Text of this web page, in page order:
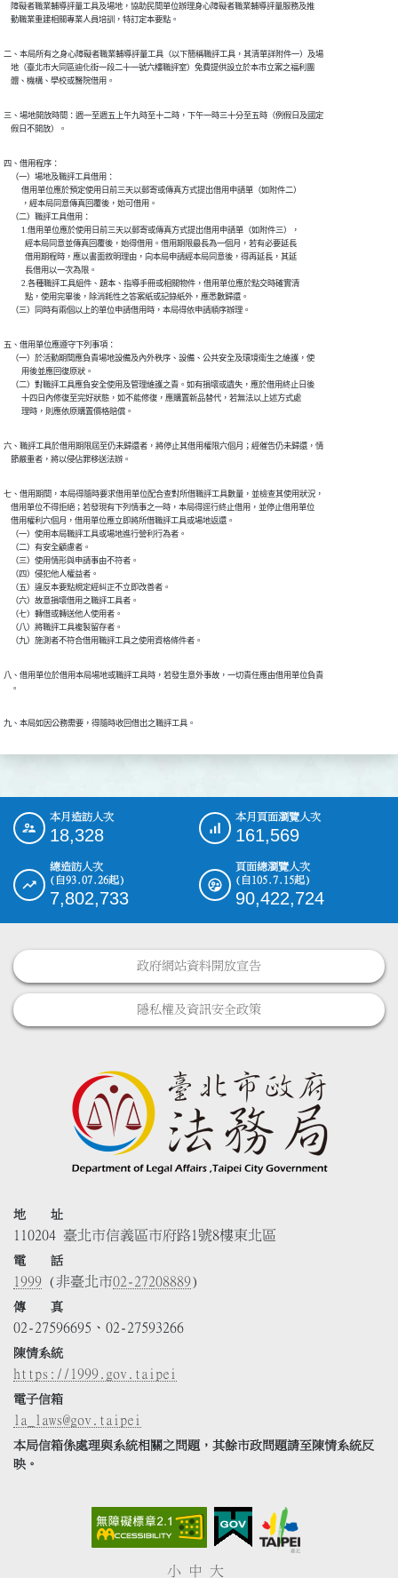
    障礙者職業輔導評量工具及場地，協助民間單位辦理身心障礙者職業輔導評量服務及推
    動職業重建相關專業人員培訓，特訂定本要點。
二、本局所有之身心障礙者職業輔導評量工具（以下簡稱職評工具，其清單詳附件一）及場
    地（臺北市大同區迪化街一段二十一號六樓職評室）免費提供設立於本市立案之福利團
    體、機構、學校或醫院借用。
三、場地開放時間：週一至週五上午九時至十二時，下午一時三十分至五時（例假日及國定
    假日不開放）。
四、借用程序：
    （一）場地及職評工具借用：
          借用單位應於預定使用日前三天以郵寄或傳真方式提出借用申請單（如附件二）
          ，經本局同意傳真回覆後，始可借用。
    （二）職評工具借用：
          1.借用單位應於使用日前三天以郵寄或傳真方式提出借用申請單（如附件三），
            經本局同意並傳真回覆後，始得借用。借用期限最長為一個月，若有必要延長
            借用期程時，應以書面敘明理由，向本局申請經本局同意後，得再延長，其延
            長借用以一次為限。
          2.各種職評工具組件、題本、指導手冊或相關物件，借用單位應於點交時確實清
            點，使用完畢後，除消耗性之答案紙或記錄紙外，應悉數歸還。
    （三）同時有兩個以上的單位申請借用時，本局得依申請順序辦理。
五、借用單位應遵守下列事項：
    （一）於活動期間應負責場地設備及內外秩序、設備、公共安全及環境衛生之維護，使
          用後並應回復原狀。
    （二）對職評工具應負安全使用及管理維護之責。如有損壞或遺失，應於借用終止日後
          十四日內修復至完好狀態，如不能修復，應購置新品替代，若無法以上述方式處
          理時，則應依原購置價格賠償。
六、職評工具於借用期限屆至仍未歸還者，將停止其借用權限六個月；經催告仍未歸還，情
    節嚴重者，將以侵佔罪移送法辦。
七、借用期間，本局得隨時要求借用單位配合查對所借職評工具數量，並檢查其使用狀況，
    借用單位不得拒絕；若發現有下列情事之一時，本局得逕行終止借用，並停止借用單位
    借用權利六個月，借用單位應立即將所借職評工具或場地返還。
    （一）使用本局職評工具或場地進行營利行為者。
    （二）有安全顧慮者。
    （三）使用情形與申請事由不符者。
    （四）侵犯他人權益者。
    （五）違反本要點規定經糾正不立即改善者。
    （六）故意損壞借用之職評工具者。
    （七）轉借或轉送他人使用者。
    （八）將職評工具複製留存者。
    （九）施測者不符合借用職評工具之使用資格條件者。
八、借用單位於借用本局場地或職評工具時，若發生意外事故，一切責任應由借用單位負責
    。
九、本局如因公務需要，得隨時收回借出之職評工具。
::: 本月造訪人次
18,328
本月頁面瀏覽人次
161,569
總造訪人次
(自93.07.26起)
7,802,733
頁面總瀏覽人次
(自105.7.15起)
90,422,724
政府網站資料開放宣告
隱私權及資訊安全政策
地 址
110204 臺北市信義區市府路1號8樓東北區
電 話
1999 (非臺北市02-27208889)
傳 真
02-27596695、02-27593266
陳情系統
https://1999.gov.taipei
電子信箱
la_laws@gov.taipei
本局信箱係處理與系統相關之問題，其餘市政問題請至陳情系統反
映。
小 中 大